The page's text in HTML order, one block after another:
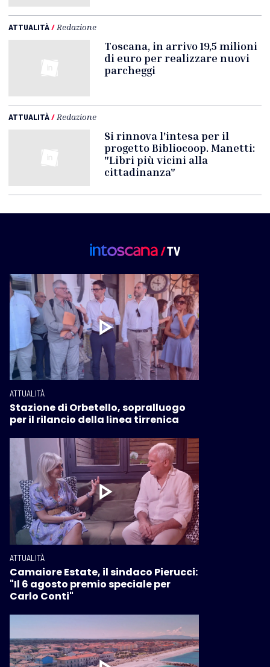
ATTUALITÀ/ Redazione
Toscana, in arrivo 19,5 milioni
di euro per realizzare nuovi
parcheggi
ATTUALITÀ/ Redazione
Si rinnova l'intesa per il
progetto Bibliocoop. Manetti:
"Libri più vicini alla
cittadinanza"
ATTUALITÀ
Stazione di Orbetello, sopralluogo
per il rilancio della linea tirrenica
ATTUALITÀ
Camaiore Estate, il sindaco Pierucci:
"Il 6 agosto premio speciale per
Carlo Conti"